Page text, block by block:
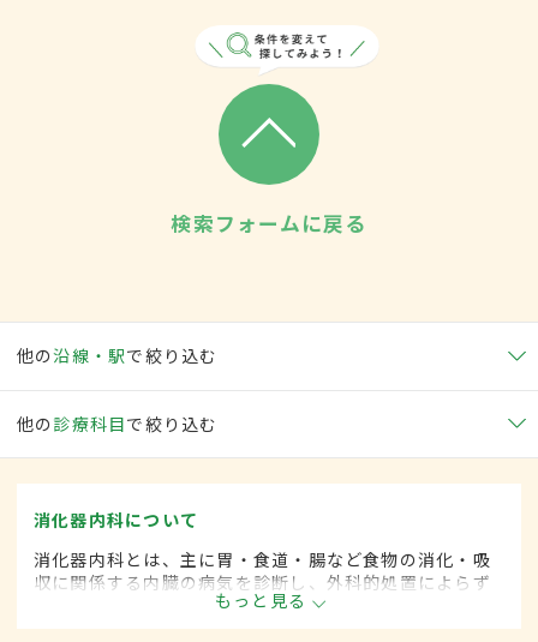
検索フォームに戻る
他の沿線・駅で絞り込む
他の 診療科目で絞り込む
消化器内科について
消化器内科とは、主に胃・食道・腸など食物の消化・吸
収に関係する内臓の病気を診断し、外科的処置によらず
に治療する内科の一領域です。平成20年4月の制度改正
前は、消化器科と呼ばれていました。
もっと見る